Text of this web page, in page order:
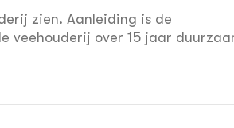
zien. Aanleiding is de
veehouderij over 15 jaar